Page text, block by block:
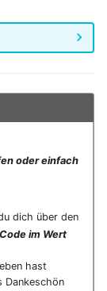
oder einfach
dich über den
im Wert
hast
Dankeschön